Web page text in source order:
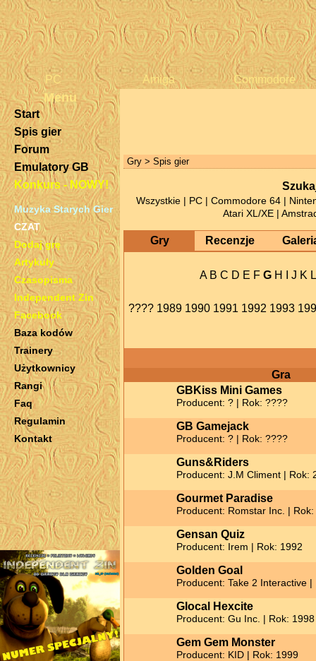
PC Amiga Commodore
Menu
Start
Spis gier
Forum
Emulatory GB
Konkurs - NOWY!
Muzyka Starych Gier
CZAT
Dodaj grę
Artykuły
Czasopisma
Independent Zin
Facebook
Baza kodów
Trainery
Użytkownicy
Rangi
Faq
Regulamin
Kontakt
Gry > Spis gier
Wszystkie| PC| Commodore 64|
Atari XL/XE
Gry Recenzje
A B C D E F G H J K L
???? 1989 1990 1991 1992 1993
Gra
GBKiss Mini Games
Producent: ? | Rok: ????
GB Gamejack
Producent: ? | Rok: ????
Guns&Riders
Producent: J.M Climent | Rok:
Gourmet Paradise
Producent: Romstar Inc. |
Gensan Quiz
Producent: Irem | Rok: 1992
Golden Goal
Producent: Take 2 Interactive |
Glocal Hexcite
Producent: Gu Inc. | Rok: 1998
Gem Gem Monster
Producent: KID | Rok: 1999